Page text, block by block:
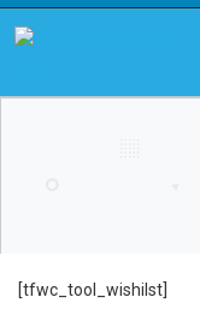
[tfwc_tool_wishilst]